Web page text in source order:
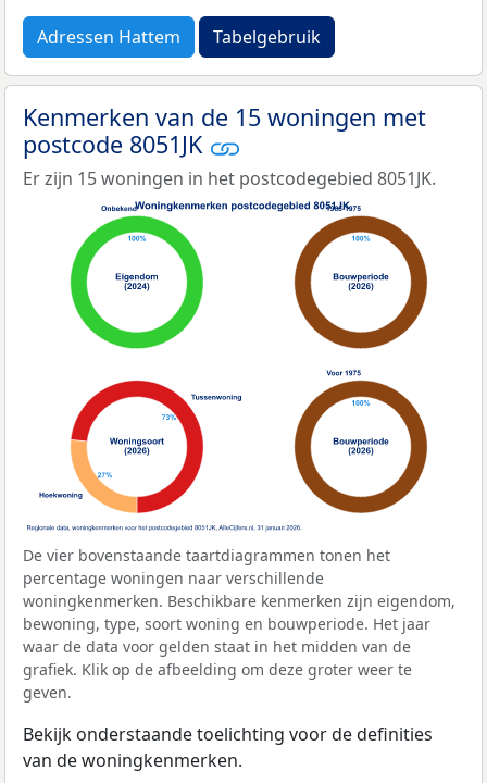
Adressen Hattem Tabelgebruik
Kenmerken van de 15 woningen met
postcode 8051JK
Er zijn 15 woningen in het postcodegebied 8051JK.
De vier bovenstaande taartdiagrammen tonen het
percentage woningen naar verschillende
woningkenmerken. Beschikbare kenmerken zijn eigendom,
bewoning, type, soort woning en bouwperiode. Het jaar
waar de data voor gelden staat in het midden van de
grafiek. Klik op de afbeelding om deze groter weer te
geven.
Bekijk onderstaande toelichting voor de definities
van de woningkenmerken.